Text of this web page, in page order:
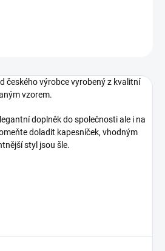
českého výrobce vyrobený z kvalitní
vzorem.
doplněk do společnosti ale i na
doladit kapesníček, vhodným
styl jsou šle.